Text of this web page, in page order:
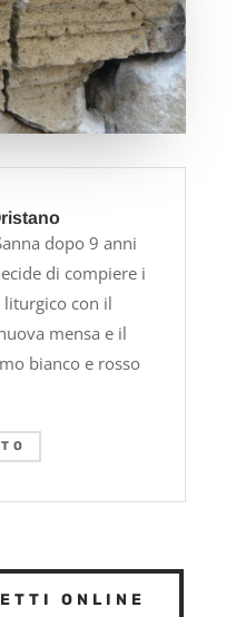
dopo 9 anni
di compiere i
con il
mensa e il
bianco e rosso
ONLINE